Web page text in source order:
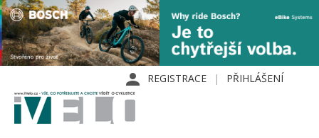
REGISTRACE PŘIHLÁŠENÍ